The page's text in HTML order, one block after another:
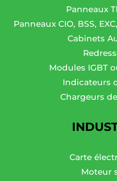
Panneaux
Panneaux CIO, BSS,
Cabinets
Modules IGBT
Indicateurs
Chargeurs
Carte
Moteur